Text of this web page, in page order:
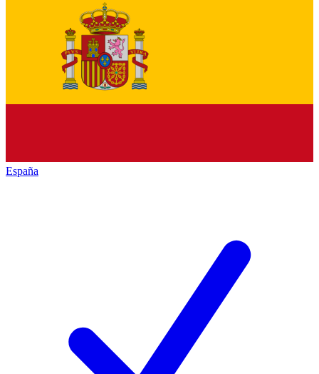
España